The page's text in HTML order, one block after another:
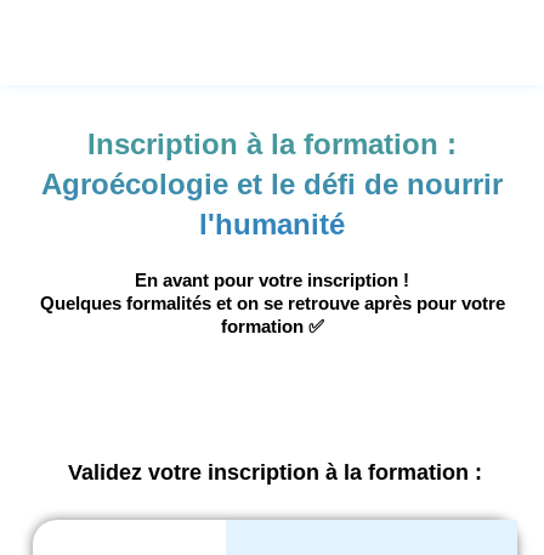
Inscription à la formation :
Agroécologie et le défi de nourrir
l'humanité
En avant pour votre inscription !
Quelques formalités et on se retrouve après pour votre
formation ✅
Validez votre inscription à la formation :